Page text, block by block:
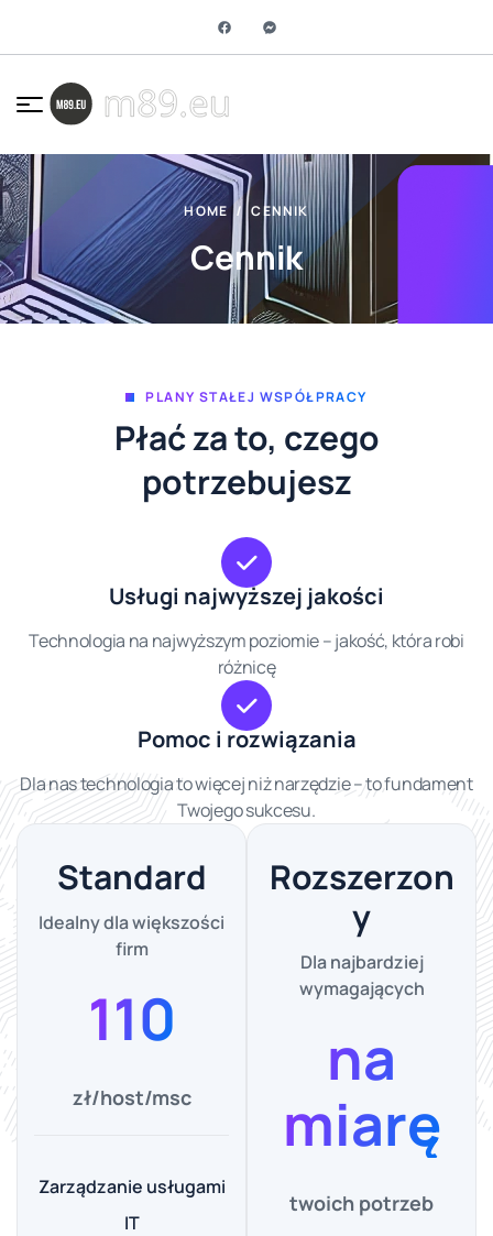
HOME CENNIK
Cennik
Płać za to, czego
potrzebujesz
PLANY STAŁEJ WSPÓŁPRACY
Usługi najwyższej jakości
Technologia na najwyższym poziomie – jakość, która robi
różnicę
Pomoc i rozwiązania
Dla nas technologia to więcej niż narzędzie – to fundament
Twojego sukcesu.
Standard
Idealny dla większości
firm
110
zł/host/msc
Zarządzanie usługami
IT
Rozszerzon
y
Dla najbardziej
wymagających
na
miarę
twoich potrzeb